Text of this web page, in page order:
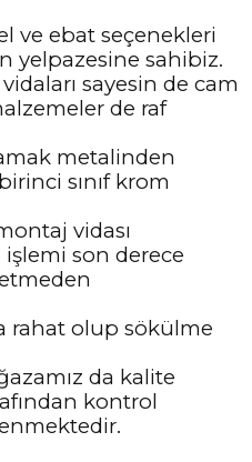
ve ebat seçenekleri
yelpazesine sahibiz.
sayesin de cam
de raf
metalinden
sınıf krom
vidası
son derece
rahat olup sökülme
da kalite
kontrol